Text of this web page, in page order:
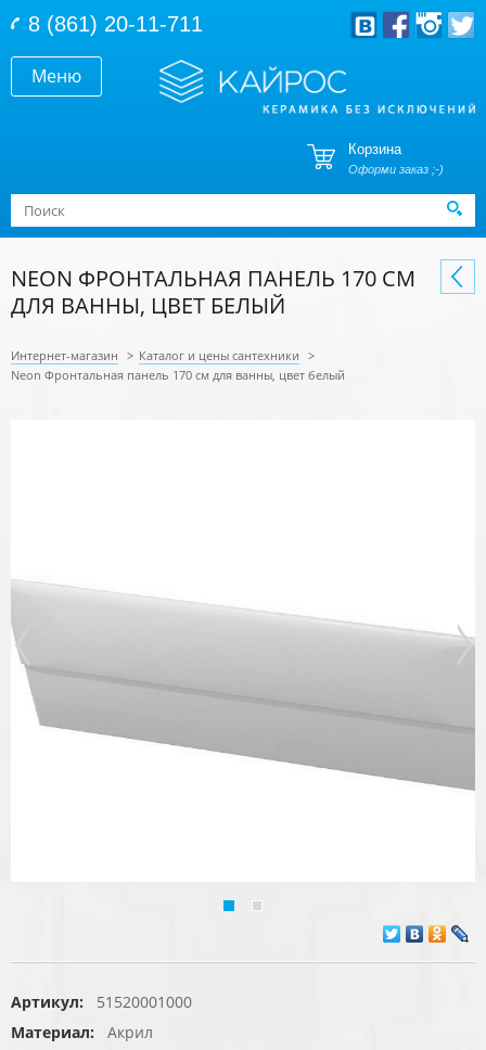
Меню
8 (861) 20-11-711
Корзина
Оформи заказ ;-)
Форма поиска
Поиск
NEON ФРОНТАЛЬНАЯ ПАНЕЛЬ 170 СМ
ДЛЯ ВАННЫ, ЦВЕТ БЕЛЫЙ
Интернет-магазин > Каталог и цены сантехники >
Neon Фронтальная панель 170 см для ванны, цвет белый
Артикул:
51520001000
Материал:
Акрил